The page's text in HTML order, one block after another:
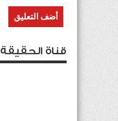
قناة الحقيقة